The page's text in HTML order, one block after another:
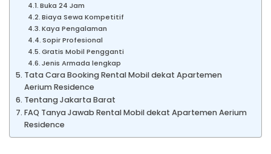
Buka 24 Jam
Biaya Sewa Kompetitif
Kaya Pengalaman
Sopir Profesional
Gratis Mobil Pengganti
Jenis Armada lengkap
Tata Cara Booking Rental Mobil dekat Apartemen
Aerium Residence
Tentang Jakarta Barat
FAQ Tanya Jawab Rental Mobil dekat Apartemen Aerium
Residence